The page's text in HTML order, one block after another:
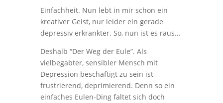
Einfachheit. Nun lebt in mir schon ein
kreativer Geist, nur leider ein gerade
depressiv erkrankter. So, nun ist es raus…
Deshalb “Der Weg der Eule”. Als
vielbegabter, sensibler Mensch mit
Depression beschäftigt zu sein ist
frustrierend, deprimierend. Denn so ein
einfaches Eulen-Ding faltet sich doch